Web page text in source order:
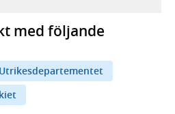
med följande
Utrikesdepartementet